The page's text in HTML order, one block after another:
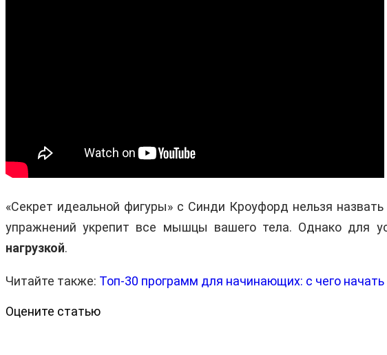
«Секрет идеальной фигуры» с Синди Кроуфорд нельзя
упражнений укрепит все мышцы вашего тела. Однако для
нагрузкой.
Читайте также: Топ-30 программ для начинающих: с чего
Оцените статью